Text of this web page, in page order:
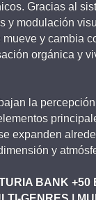
Gracias al
y modulación
y cambia
orgánica y
la
expanden
y
BANK +50